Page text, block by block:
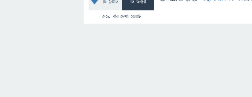
টি ভোট টি উত্তর
520 বার দেখা হয়েছে